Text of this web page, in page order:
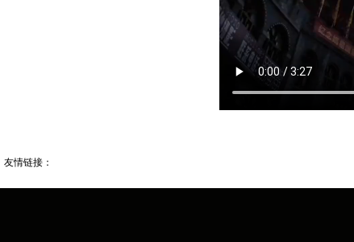
友情链接：